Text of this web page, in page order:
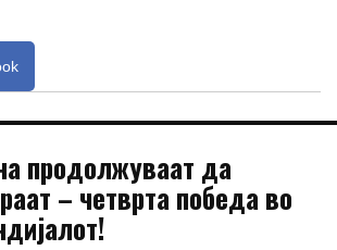
продолжуваат да
– четврта победа во